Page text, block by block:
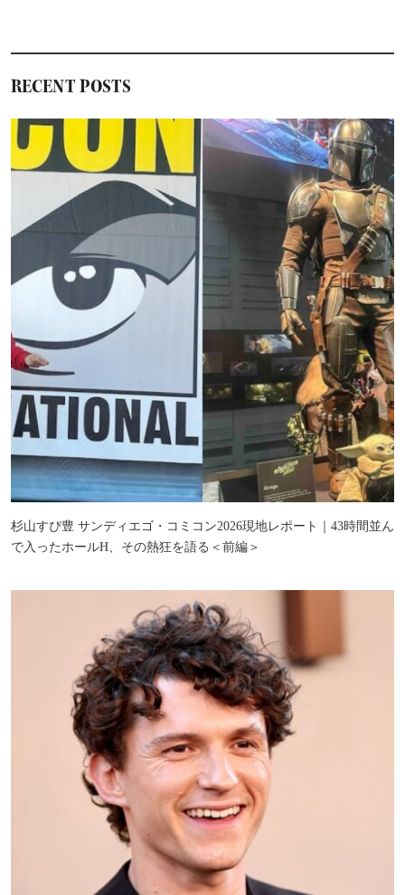
RECENT POSTS
杉山すぴ豊 サンディエゴ・コミコン2026現地レポート｜43時間並ん
で入ったホールH、その熱狂を語る＜前編＞